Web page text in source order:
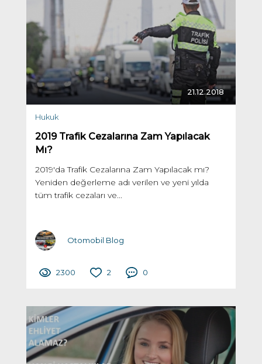
21.12.2018
Hukuk
2019 Trafik Cezalarına Zam Yapılacak
Mı?
2019'da Trafik Cezalarına Zam Yapılacak mı?
Yeniden değerleme adı verilen ve yeni yılda
tüm trafik cezaları ve...
Otomobil Blog
2300 2 0